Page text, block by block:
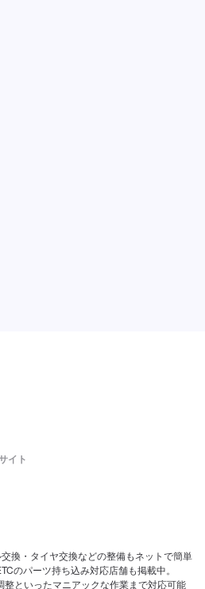
イト
換・タイヤ交換などの整備もネットで簡単
のパーツ持ち込み対応店舗も掲載中。
整といったマニアックな作業まで対応可能